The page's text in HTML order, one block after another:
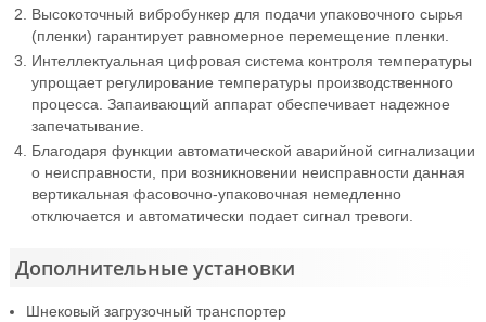
Высокоточный вибробункер для подачи упаковочного сырья
(пленки) гарантирует равномерное перемещение пленки.
Интеллектуальная цифровая система контроля температуры
упрощает регулирование температуры производственного
процесса. Запаивающий аппарат обеспечивает надежное
запечатывание.
Благодаря функции автоматической аварийной сигнализации
о неисправности, при возникновении неисправности данная
вертикальная фасовочно-упаковочная немедленно
отключается и автоматически подает сигнал тревоги.
Дополнительные установки
Шнековый загрузочный транспортер